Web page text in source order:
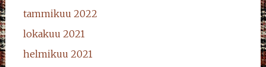
tammikuu 2022
lokakuu 2021
helmikuu 2021